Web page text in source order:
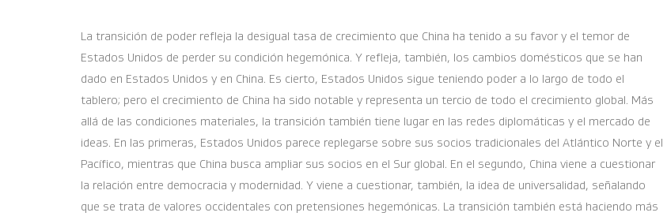
La transición de poder refleja la desigual tasa de crecimiento que China ha tenido a su favor y el temor de
Estados Unidos de perder su condición hegemónica. Y refleja, también, los cambios domésticos que se han
dado en Estados Unidos y en China. Es cierto, Estados Unidos sigue teniendo poder a lo largo de todo el
tablero; pero el crecimiento de China ha sido notable y representa un tercio de todo el crecimiento global. Más
allá de las condiciones materiales, la transición también tiene lugar en las redes diplomáticas y el mercado de
ideas. En las primeras, Estados Unidos parece replegarse sobre sus socios tradicionales del Atlántico Norte y el
Pacífico, mientras que China busca ampliar sus socios en el Sur global. En el segundo, China viene a cuestionar
la relación entre democracia y modernidad. Y viene a cuestionar, también, la idea de universalidad, señalando
que se trata de valores occidentales con pretensiones hegemónicas. La transición también está haciendo más